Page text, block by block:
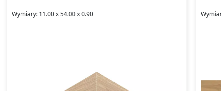
Wymiary: 11.00 x 54.00 x 0.90